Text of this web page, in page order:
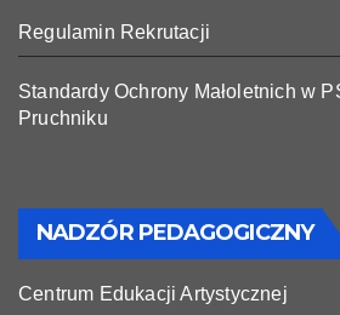
Regulamin Rekrutacji
Standardy Ochrony Małoletnich w
Pruchniku
NADZÓR PEDAGOGICZNY
Centrum Edukacji Artystycznej